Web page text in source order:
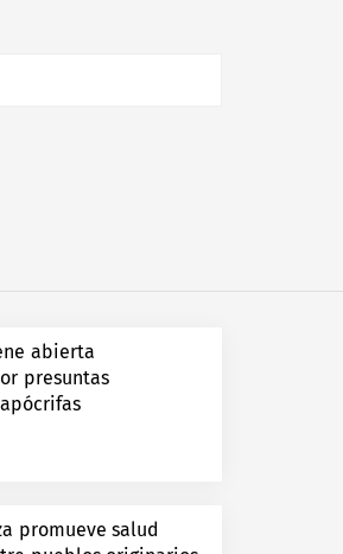
abierta
presuntas
promueve salud